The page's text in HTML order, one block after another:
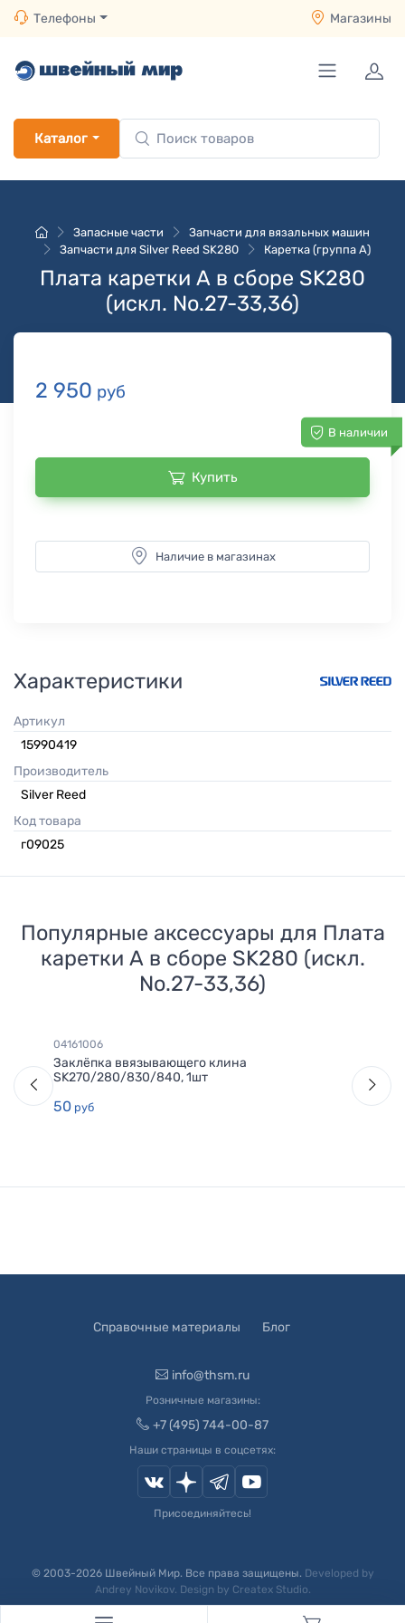
Телефоны Магазины
Каталог
Запасные части
Запчасти для вязальных машин
Запчасти для Silver Reed SK280
Каретка (группа A)
Плата каретки А в сборе SK280
(искл. No.27-33,36)
2 950 руб
В наличии
Купить
Наличие в магазинах
Характеристики
Артикул
15990419
Производитель
Silver Reed
Код товара
г09025
Популярные аксессуары для Плата
каретки А в сборе SK280 (искл.
No.27-33,36)
04161006
Заклёпка ввязывающего клина
SK270/280/830/840, 1шт
50 руб
Справочные материалы Блог
info@thsm.ru
Розничные магазины:
+7 (495) 744-00-87
Наши страницы в соцсетях:
Присоединяйтесь!
© 2003-2026Швейный Мир. Все права защищены. Developed by
Andrey Novikov. Design by Createx Studio.